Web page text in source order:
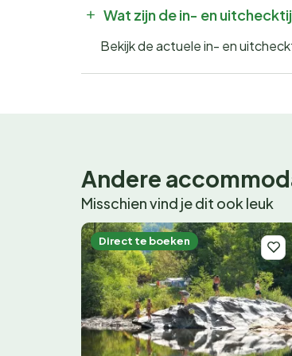
Wat zijn de in- en
Bekijk de actuele in- en
Andere
Misschien vind je dit ook leuk
Direct te boeken